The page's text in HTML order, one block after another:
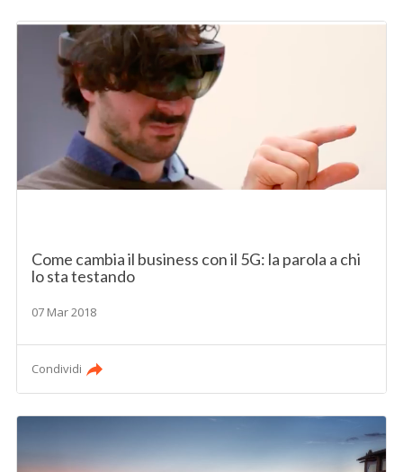
Come cambia il business con il 5G: la parola a chi
lo sta testando
07 Mar 2018
Condividi